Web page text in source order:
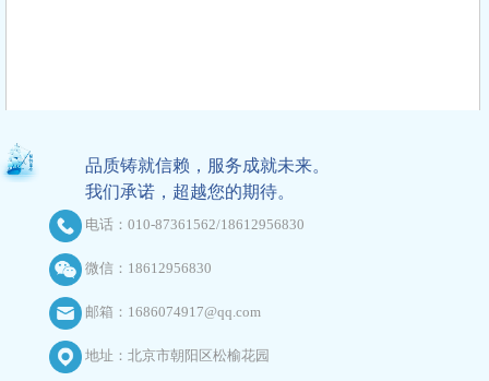
品质铸就信赖，服务成就未来。
我们承诺，超越您的期待。
电话：010-87361562/18612956830
微信：18612956830
邮箱：1686074917@qq.com
地址：北京市朝阳区松榆花园